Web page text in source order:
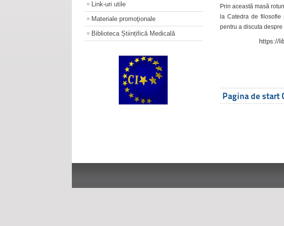
Link-uri utile
Materiale promoţionale
Biblioteca Științifică Medicală
Prin această masă
la Catedra de filosofie
pentru a discuta
https://
Pagina de start